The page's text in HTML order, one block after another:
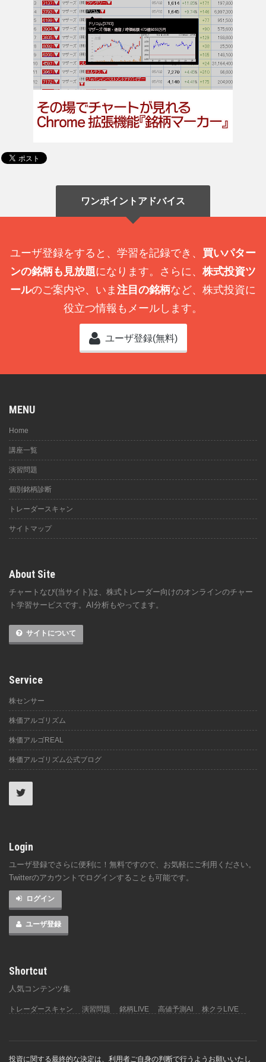
ワンポイントアドバイス
ユーザ登録をすると、学習を記録でき、 買いパター
ンの銘柄も見放題になります。さらに、 株式投資ツ
ールのご案内や、いま 注目の銘柄など、株式投資に
役立つ情報もメールします。
ユーザ登録(無料)
MENU
Home
講座一覧
演習問題
個別銘柄診断
トレーダースキャン
サイトマップ
About Site
チャートなび(当サイト)は、株式トレーダー向けのオンラインのチャー
ト学習サービスです。AI分析もやってます。
サイトについて
Service
株センサー
株価アルゴリズム
株価アルゴREAL
株価アルゴリズム公式ブログ
Login
ユーザ登録でさらに便利に！無料ですので、お気軽にご利用ください。
Twitterのアカウントでログインすることも可能です。
ログイン
ユーザ登録
Shortcut
人気コンテンツ集
トレーダースキャン 演習問題 銘柄LIVE 高値予測AI 株クラLIVE
投資に関する最終的な決定は、利用者ご自身の判断で行うようお願いいたし